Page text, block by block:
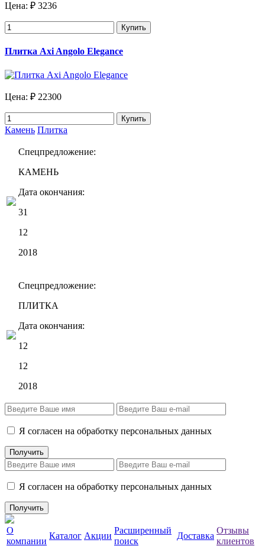
Цена: ₽ 3236
Купить
Плитка Axi Angolo Elegance
Цена: ₽ 22300
Купить
Камень Плитка
Спецпредложение:
КАМЕНЬ
Дата окончания:
31
12
2018
Спецпредложение:
ПЛИТКА
Дата окончания:
12
12
2018
Я согласен на обработку персональных данных
Я согласен на обработку персональных данных
О
компании
Каталог Акции
Расширенный
поиск
Доставка
Отзывы
клиентов